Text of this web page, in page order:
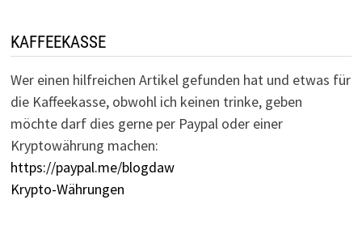
KAFFEEKASSE
Wer einen hilfreichen Artikel gefunden hat und etwas für
die Kaffeekasse, obwohl ich keinen trinke, geben
möchte darf dies gerne per Paypal oder einer
Kryptowährung machen:
https://paypal.me/blogdaw
Krypto-Währungen